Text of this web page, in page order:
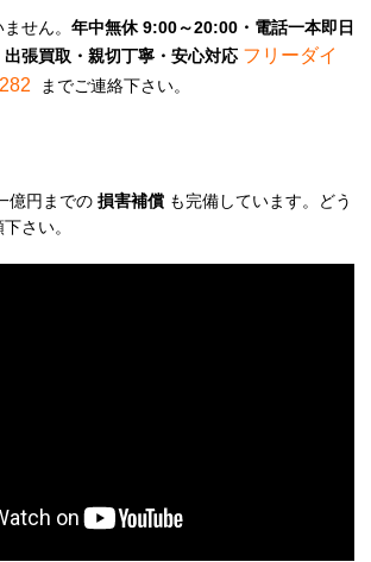
せん。 年中無休 9:00～20:00・電話一本即日
張買取・親切丁寧・安心対応 フリーダイ
までご連絡下さい。
億円までの 損害補償 も完備しています。どう
さい。